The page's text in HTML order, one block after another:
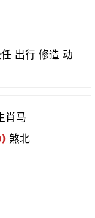
出行 修造 动
肖马
煞北